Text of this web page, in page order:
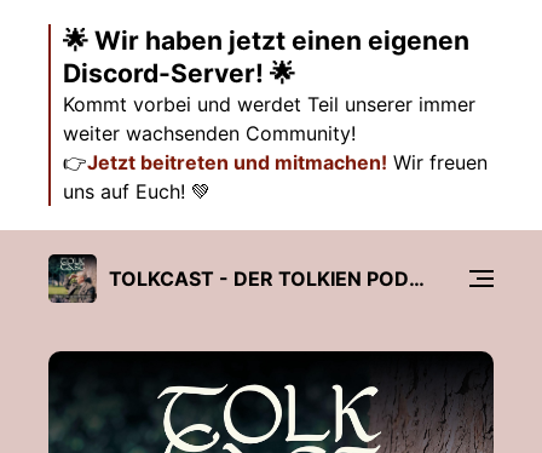
🌟 Wir haben jetzt einen eigenen
Discord-Server! 🌟
Kommt vorbei und werdet Teil unserer immer
weiter wachsenden Community!
👉Jetzt beitreten und mitmachen! Wir freuen
uns auf Euch! 💚
TOLKCAST - DER TOLKIEN PODCAST